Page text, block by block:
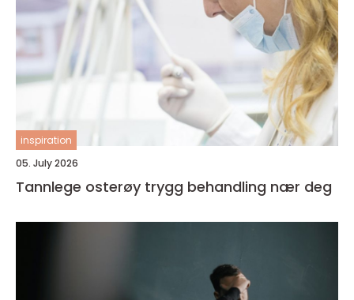
inspiration
05. July 2026
Tannlege osterøy trygg behandling nær deg